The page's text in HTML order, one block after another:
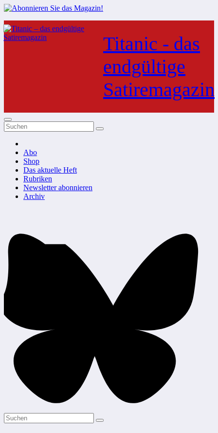
Zum
Inhalt
springen
Titanic - das
endgültige
Satiremagazin
Abo
Shop
Das aktuelle Heft
Rubriken
Newsletter abonnieren
Archiv